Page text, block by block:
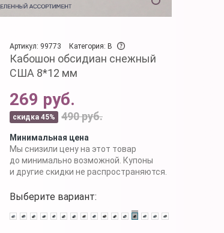
Артикул: 99773
Категория: B
Кабошон обсидиан снежный
США 8*12 мм
269 руб.
скидка 45% 490 руб.
Минимальная цена
Мы снизили цену на этот товар
до минимально возможной. Купоны
и другие скидки не распространяются.
Выберите вариант: